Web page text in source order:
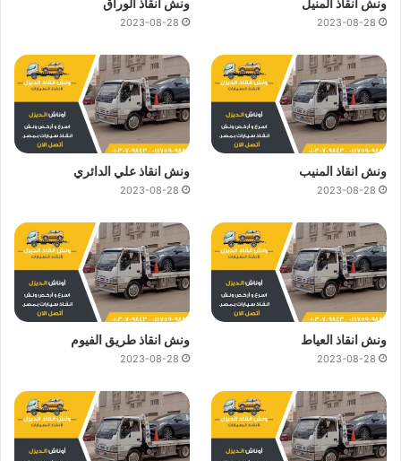
ونش انقاذ المنيل
2023-08-28
ونش انقاذ الوراق
2023-08-28
ونش انقاذ المنيب
2023-08-28
ونش انقاذ علي الدائري
2023-08-28
ونش انقاذ العياط
2023-08-28
ونش انقاذ طريق الفيوم
2023-08-28